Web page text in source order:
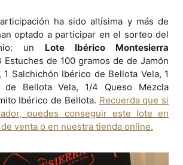
ha sido altísima y más de
optado a participar en el sorteo del
un Lote Ibérico Montesierra
de 100 gramos de de Jamón
Salchichón Ibérico de Bellota Vela, 1
de Bellota Vela, 1/4 Queso Mezcla
Ibérico de Bellota. Recuerda que si
puedes conseguir este lote en
venta o en nuestra tienda online.